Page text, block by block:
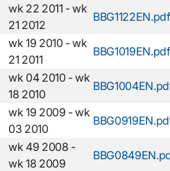
wk 22 2011 - wk
21 2012
BBG1122EN.pdf
wk 19 2010 - wk
21 2011
BBG1019EN.pdf
wk 04 2010 - wk
18 2010
wk 19 2009 - wk
03 2010
wk 49 2008 -
wk 18 2009